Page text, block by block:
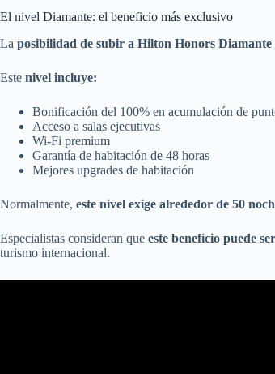
El nivel Diamante: el beneficio más exclusivo
La posibilidad de subir a Hilton Honors Diamante
Este nivel incluye:
Bonificación del 100% en acumulación de
Acceso a salas ejecutivas
Wi-Fi premium
Garantía de habitación de 48 horas
Mejores upgrades de habitación
Normalmente, este nivel exige alrededor de 50
Especialistas consideran que este beneficio puede
turismo internacional.